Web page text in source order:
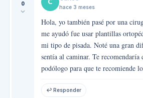
0 C
hace 3 meses
Hola, yo también pasé por una
me ayudó fue usar plantillas
mi tipo de pisada. Noté una gran
sentía al caminar. Te recomendaría
podólogo para que te recomiende
↩ Responder